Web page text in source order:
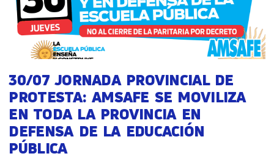
30/07 JORNADA PROVINCIAL DE
PROTESTA: AMSAFE SE MOVILIZA
EN TODA LA PROVINCIA EN
DEFENSA DE LA EDUCACIÓN
PÚBLICA